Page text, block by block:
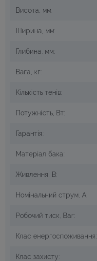
Висота, мм:
Ширина, мм:
Глибина, мм:
Вага, кг:
Кількість тенів:
Потужність, Вт:
Гарантія:
Матеріал бака:
Живлення, В:
Номінальний струм, А:
Робочий тиск, Bar:
Клас енергоспоживання:
Клас захисту: